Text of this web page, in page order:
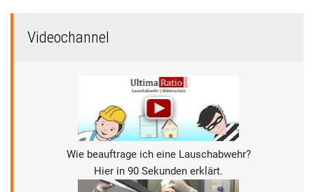
Videochannel
Wie beauftrage ich eine Lauschabwehr?
Hier in 90 Sekunden erklärt.